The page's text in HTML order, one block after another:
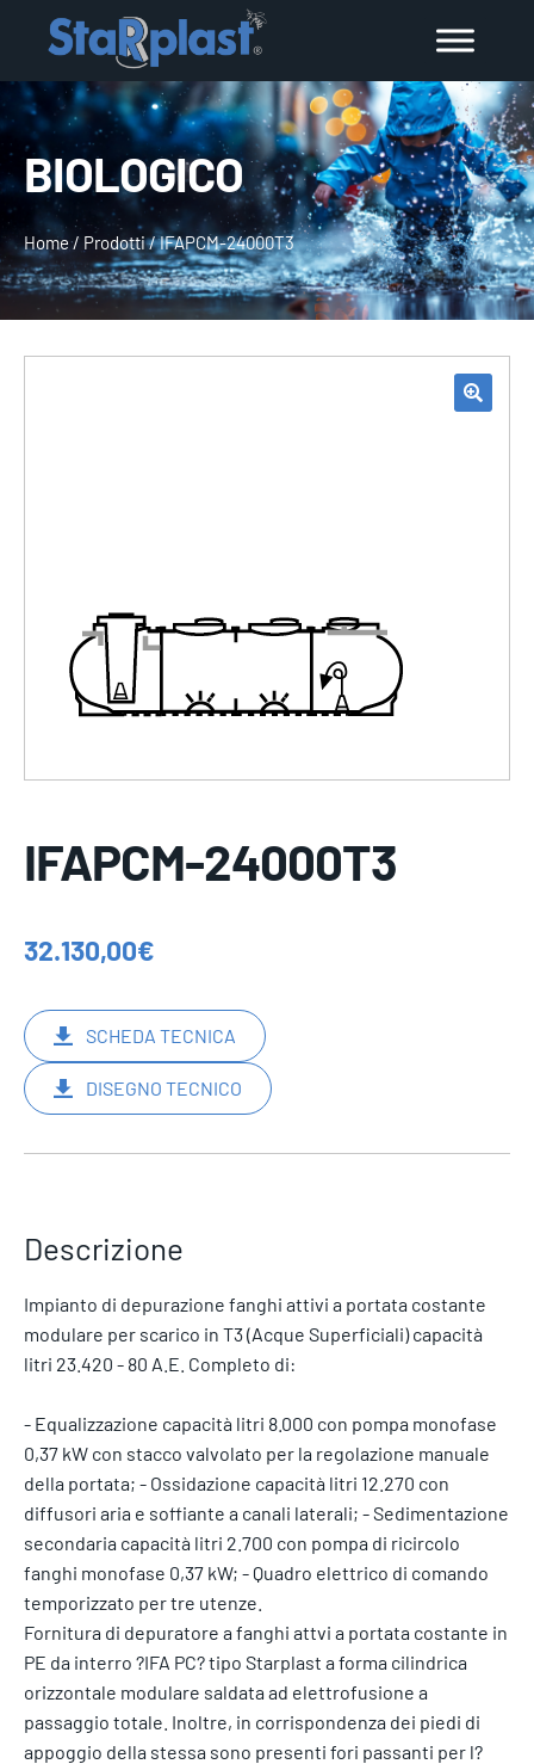
BIOLOGICO
Home/ Prodotti/IFAPCM-24000T3
IFAPCM-24000T3
32.130,00€
SCHEDA TECNICA
DISEGNO TECNICO
Descrizione
Impianto di depurazione fanghi attivi a portata costante
modulare per scarico in T3 (Acque Superficiali) capacità
litri 23.420 - 80 A.E. Completo di:
- Equalizzazione capacità litri 8.000 con pompa monofase
0,37 kW con stacco valvolato per la regolazione manuale
della portata; - Ossidazione capacità litri 12.270 con
diffusori aria e soffiante a canali laterali; - Sedimentazione
secondaria capacità litri 2.700 con pompa di ricircolo
fanghi monofase 0,37 kW; - Quadro elettrico di comando
temporizzato per tre utenze.
Fornitura di depuratore a fanghi attvi a portata costante in
PE da interro ?IFA PC? tipo Starplast a forma cilindrica
orizzontale modulare saldata ad elettrofusione a
passaggio totale. Inoltre, in corrispondenza dei piedi di
appoggio della stessa sono presenti fori passanti per l?